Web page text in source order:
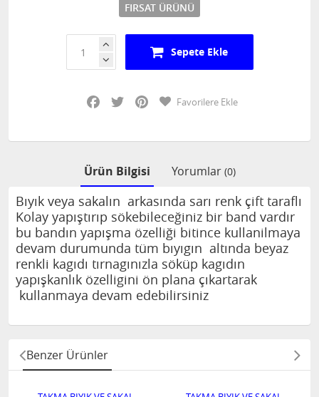
FIRSAT ÜRÜNÜ
Sepete Ekle
Facebook
Twitter PinterestFavorilere Ekle
Ürün Bilgisi Yorumlar (0)
Bıyık veya sakalın arkasında sarı renk çift taraflı
Kolay yapıştırıp sökebileceğiniz bir band vardır
bu bandın yapışma özelliği bitince kullanilmaya
devam durumunda tüm bıyıgın altında beyaz
renkli kagıdı tırnagınızla söküp kagıdın
yapışkanlık özelligini ön plana çıkartarak
kullanmaya devam edebilirsiniz
Benzer Ürünler